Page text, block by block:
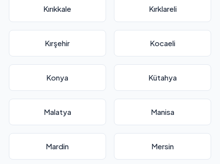
Kırıkkale Kırklareli
Kırşehir Kocaeli
Konya Kütahya
Malatya Manisa
Mardin Mersin